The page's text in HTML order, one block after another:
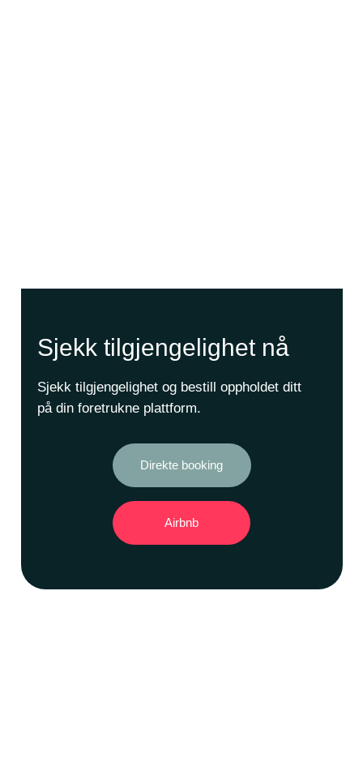
Sjekk tilgjengelighet nå
Sjekk tilgjengelighet og bestill oppholdet ditt
på din foretrukne plattform.
Direkte booking
Airbnb